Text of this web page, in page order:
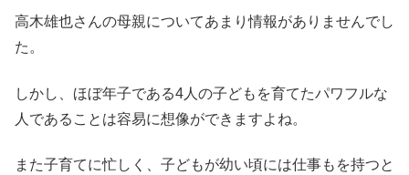
高木雄也さんの母親についてあまり情報がありませんでし
た。
しかし、ほぼ年子である4人の子どもを育てたパワフルな
人であることは容易に想像ができますよね。
また子育てに忙しく、子どもが幼い頃には仕事もを持つと